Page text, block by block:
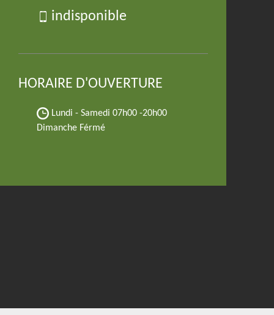
indisponible
HORAIRE D'OUVERTURE
Lundi - Samedi 07h00 -20h00
Dimanche Férmé